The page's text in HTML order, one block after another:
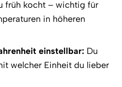
früh kocht – wichtig für
in höheren
einstellbar: Du
welcher Einheit du lieber